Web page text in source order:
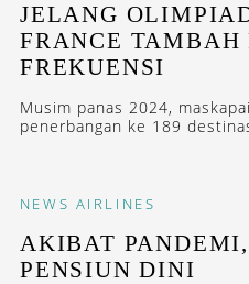
JELANG
FRANCE TAMBAH
FREKUENSI
Musim panas 2024,
penerbangan ke 189
NEWS AIRLINES
AKIBAT
PENSIUN DINI